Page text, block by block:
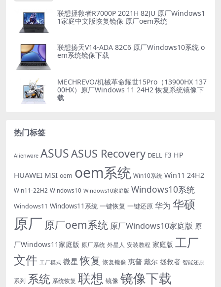
联想拯救者R7000P 2021H 82JU 原厂Windows1
1家庭中文版恢复镜像 原厂oem系统
联想扬天V14-ADA 82C6 原厂Windows10系统 o
em系统镜像下载
MECHREVO/机械革命耀世15Pro（13900HX 137
00HX）原厂Windows 11 24H2 恢复系统镜像下
载
热门标签
Alienware ASUSASUS Recovery DELL F3 HP
HUAWEI MSI oem oem系统 Win10系统 Win11 24H2
Win11-22H2 Windows10 Windows10家庭版 Windows10系统
Windows11 Windows11系统 一键恢复 一键还原 华为 华硕
原厂 原厂oem系统 原厂Windows10家庭版 原
厂Windows11家庭版 原厂系统 外星人 安装教程 家庭版 工厂
文件 工厂模式 微星 恢复 恢复镜像 惠普 戴尔 拯救者 智能还原
系列 系统 系统恢复 联想 镜像 镜像下载